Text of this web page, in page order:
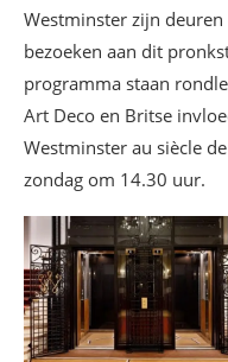
Westminster zijn
bezoeken aan dit
programma staan
Art Deco en Britse
Westminster au siècle
zondag om 14.30 uur.